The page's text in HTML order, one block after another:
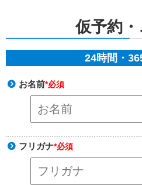
仮予約
24時間・
お名前*必須
フリガナ*必須